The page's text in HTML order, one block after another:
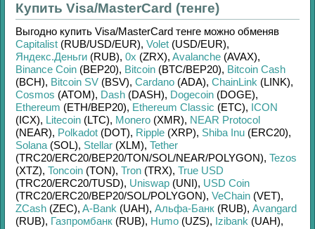
Купить Visa/MasterCard (тенге)
Выгодно купить Visa/MasterCard тенге можно обменяв
Capitalist (RUB/USD/EUR), Volet (USD/EUR),
Яндекс.Деньги (RUB), 0x (ZRX), Avalanche (AVAX),
Binance Coin (BEP20), Bitcoin (BTC/BEP20), Bitcoin Cash
(BCH), Bitcoin SV (BSV), Cardano (ADA), ChainLink (LINK),
Cosmos (ATOM), Dash (DASH), Dogecoin (DOGE),
Ethereum (ETH/BEP20), Ethereum Classic (ETC), ICON
(ICX), Litecoin (LTC), Monero (XMR), NEAR Protocol
(NEAR), Polkadot (DOT), Ripple (XRP), Shiba Inu (ERC20),
Solana (SOL), Stellar (XLM), Tether
(TRC20/ERC20/BEP20/TON/SOL/NEAR/POLYGON), Tezos
(XTZ), Toncoin (TON), Tron (TRX), True USD
(TRC20/ERC20/TUSD), Uniswap (UNI), USD Coin
(TRC20/ERC20/BEP20/SOL/POLYGON), VeChain (VET),
ZCash (ZEC), A-Bank (UAH), Альфа-Банк (RUB), Avangard
(RUB), Газпромбанк (RUB), Humo (UZS), Izibank (UAH),